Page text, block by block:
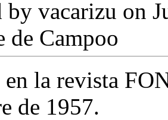
by vacarizu on
de Campoo
la revista
de 1957.